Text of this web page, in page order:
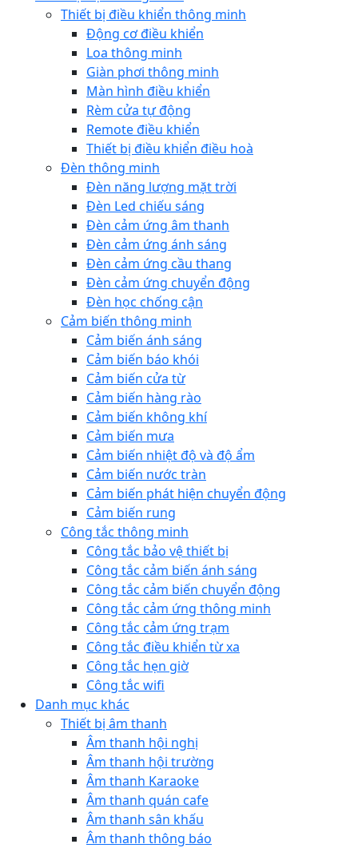
Thiết bị điều khiển thông minh
Động cơ điều khiển
Loa thông minh
Giàn phơi thông minh
Màn hình điều khiển
Rèm cửa tự động
Remote điều khiển
Thiết bị điều khiển điều hoà
Đèn thông minh
Đèn năng lượng mặt trời
Đèn Led chiếu sáng
Đèn cảm ứng âm thanh
Đèn cảm ứng ánh sáng
Đèn cảm ứng cầu thang
Đèn cảm ứng chuyển động
Đèn học chống cận
Cảm biến thông minh
Cảm biến ánh sáng
Cảm biến báo khói
Cảm biến cửa từ
Cảm biến hàng rào
Cảm biến không khí
Cảm biến mưa
Cảm biến nhiệt độ và độ ẩm
Cảm biến nước tràn
Cảm biến phát hiện chuyển động
Cảm biến rung
Công tắc thông minh
Công tắc bảo vệ thiết bị
Công tắc cảm biến ánh sáng
Công tắc cảm biến chuyển động
Công tắc cảm ứng thông minh
Công tắc cảm ứng trạm
Công tắc điều khiển từ xa
Công tắc hẹn giờ
Công tắc wifi
Danh mục khác
Thiết bị âm thanh
Âm thanh hội nghị
Âm thanh hội trường
Âm thanh Karaoke
Âm thanh quán cafe
Âm thanh sân khấu
Âm thanh thông báo